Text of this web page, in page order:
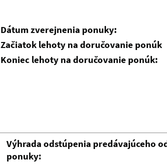
Dátum zverejnenia ponuky:
Začiatok lehoty na doručovanie ponúk
Koniec lehoty na doručovanie ponúk:
Výhrada odstúpenia predávajúceho
ponuky: